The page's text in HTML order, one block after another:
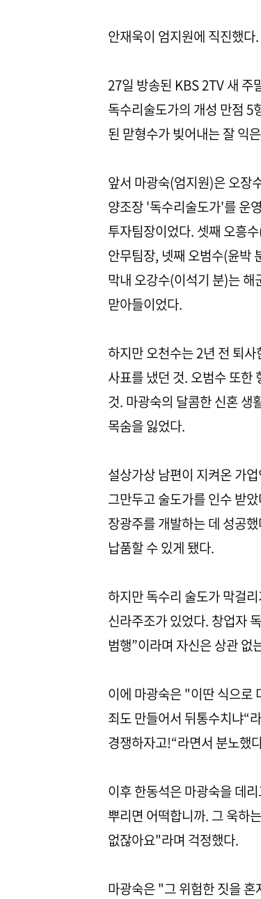
안재욱이 엄지원에 직진했다.
27일 방송된 KBS 2TV 새 주
독수리술도가의 개성 만점 5
된 맏형수가 빚어내는 잘 익
앞서 마광숙(엄지원)은 오장
양조장 '독수리술도가'를 운
투자팀장이었다. 셋째 오흥
안무팀장, 넷째 오범수(윤박
막내 오강수(이석기 분)는
맏아들이었다.
하지만 오천수는 2년 전 퇴
사표를 냈던 것. 오범수 또한
것. 마광숙의 달콤한 신혼 생
목숨을 잃었다.
설상가상 남편이 지켜온 가
그만두고 술도가를 인수 받
장광주를 개발하는 데 성공
납품할 수 있게 됐다.
하지만 독수리 술도가 막걸
신라주조가 있었다. 창업자
범행”이라며 자신은 상관 없
이에 마광숙은 "이딴 식으로
죄도 만들어서 뒤통수치냐“
경쟁하자고!“라면서 분노했
이후 한동석은 마광숙을 데
뿌리면 어떡합니까. 그 욱하
없잖아요"라며 걱정했다.
마광숙은 "그 위험한 짓을